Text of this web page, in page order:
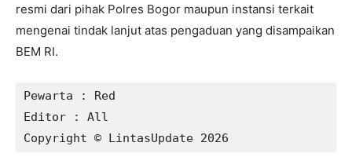
resmi dari pihak Polres Bogor maupun instansi terkait
mengenai tindak lanjut atas pengaduan yang disampaikan
BEM RI.
Pewarta : Red
Editor : All
Copyright © LintasUpdate 2026